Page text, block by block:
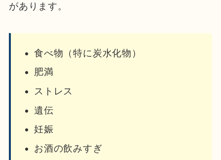
があります。
食べ物（特に炭水化物）
肥満
ストレス
遺伝
妊娠
お酒の飲みすぎ